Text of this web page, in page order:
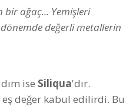
bir ağaç... Yemişleri
değerli metallerin
ise Siliqua'dır.
değer kabul edilirdi. Bu